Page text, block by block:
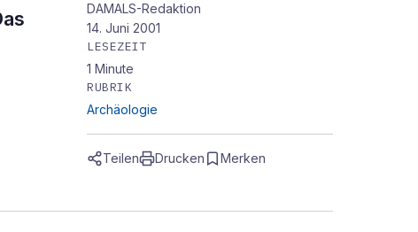
DAMALS-Redaktion
14. Juni 2001
LESEZEIT
1 Minute
RUBRIK
Archäologie
Teilen Drucken Merken